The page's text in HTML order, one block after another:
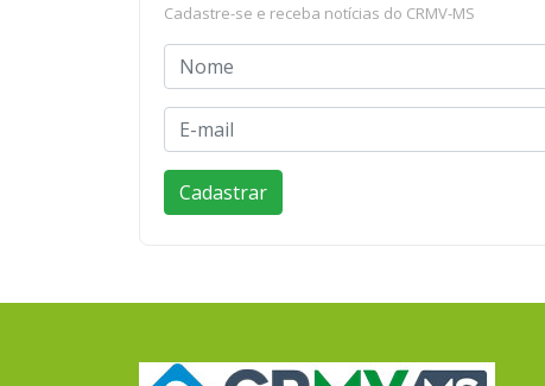
Cadastre-se e receba notícias do CRMV-MS